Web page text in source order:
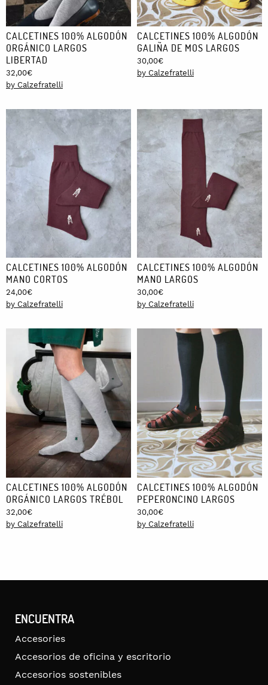
CALCETINES 100% ALGODÓN
ORGÁNICO LARGOS
LIBERTAD
32,00€
by Calzefratelli
CALCETINES 100% ALGODÓN
GALIÑA DE MOS LARGOS
30,00€
by Calzefratelli
CALCETINES 100% ALGODÓN
MANO CORTOS
24,00€
by Calzefratelli
CALCETINES 100% ALGODÓN
MANO LARGOS
30,00€
by Calzefratelli
CALCETINES 100% ALGODÓN
ORGÁNICO LARGOS TRÉBOL
32,00€
by Calzefratelli
CALCETINES 100% ALGODÓN
PEPERONCINO LARGOS
30,00€
by Calzefratelli
ENCUENTRA
Accesories
Accesorios de oficina y escritorio
Accesorios sostenibles